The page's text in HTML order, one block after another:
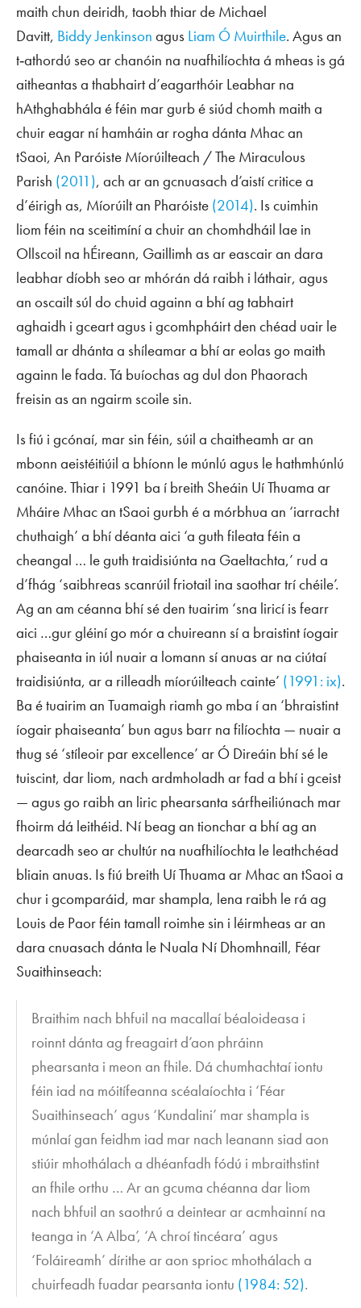
maith chun deiridh, taobh thiar de Michael
Davitt, Biddy Jenkinson agus Liam Ó Muirthile. Agus an
t‑athordú seo ar chanóin na nuafhilíochta á mheas is gá
aitheantas a thabhairt d’eagarthóir Leabhar na
hAthghabhála é féin mar gurb é siúd chomh maith a
chuir eagar ní hamháin ar rogha dánta Mhac an
tSaoi, An Paróiste Míorúilteach / The Miraculous
Parish (2011), ach ar an gcnuasach d’aistí critice a
d’éirigh as, Míorúilt an Pharóiste (2014). Is cuimhin
liom féin na sceitimíní a chuir an chomhdháil lae in
Ollscoil na hÉireann, Gaillimh as ar eascair an dara
leabhar díobh seo ar mhórán dá raibh i láthair, agus
an oscailt súl do chuid againn a bhí ag tabhairt
aghaidh i gceart agus i gcomhpháirt den chéad uair le
tamall ar dhánta a shíleamar a bhí ar eolas go maith
againn le fada. Tá buíochas ag dul don Phaorach
freisin as an ngairm scoile sin.
Is fiú i gcónaí, mar sin féin, súil a chaitheamh ar an
mbonn aeistéitiúil a bhíonn le múnlú agus le hathmhúnlú
canóine. Thiar i 1991 ba í breith Sheáin Uí Thuama ar
Mháire Mhac an tSaoi gurbh é a mórbhua an ‘iarracht
chuthaigh’ a bhí déanta aici ‘a guth fileata féin a
cheangal … le guth traidisiúnta na Gaeltachta,’ rud a
d’fhág ‘saibhreas scanrúil friotail ina saothar trí chéile’.
Ag an am céanna bhí sé den tuairim ‘sna liricí is fearr
aici …gur gléiní go mór a chuireann sí a braistint íogair
phaiseanta in iúl nuair a lomann sí anuas ar na ciútaí
traidisiúnta, ar a rilleadh míorúilteach cainte’ (1991: ix).
Ba é tuairim an Tuamaigh riamh go mba í an ‘bhraistint
íogair phaiseanta’ bun agus barr na filíochta — nuair a
thug sé ‘stíleoir par excellence’ ar Ó Direáin bhí sé le
tuiscint, dar liom, nach ardmholadh ar fad a bhí i gceist
— agus go raibh an liric phearsanta sárfheiliúnach mar
fhoirm dá leithéid. Ní beag an tionchar a bhí ag an
dearcadh seo ar chultúr na nuafhilíochta le leathchéad
bliain anuas. Is fiú breith Uí Thuama ar Mhac an tSaoi a
chur i gcomparáid, mar shampla, lena raibh le rá ag
Louis de Paor féin tamall roimhe sin i léirmheas ar an
dara cnuasach dánta le Nuala Ní Dhomhnaill, Féar
Suaithinseach:
Braithim nach bhfuil na macallaí béaloideasa i
roinnt dánta ag freagairt d’aon phráinn
phearsanta i meon an fhile. Dá chumhachtaí iontu
féin iad na móitífeanna scéalaíochta i ‘Féar
Suaithinseach’ agus ‘Kundalini’ mar shampla is
múnlaí gan feidhm iad mar nach leanann siad aon
stiúir mhothálach a dhéanfadh fódú i mbraithstint
an fhile orthu … Ar an gcuma chéanna dar liom
nach bhfuil an saothrú a deintear ar acmhainní na
teanga in ‘A Alba’, ‘A chroí tincéara’ agus
‘Foláireamh’ dírithe ar aon sprioc mhothálach a
chuirfeadh fuadar pearsanta iontu (1984: 52).